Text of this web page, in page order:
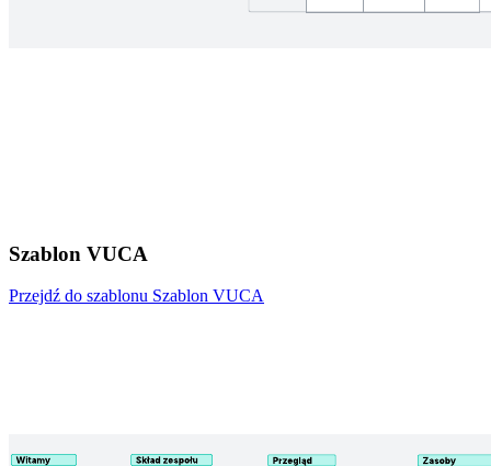
Szablon VUCA
Przejdź do szablonu Szablon VUCA